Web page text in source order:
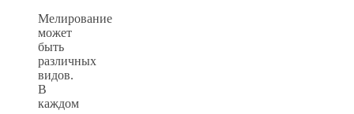
Мелирование
может
быть
различных
видов.
В
каждом